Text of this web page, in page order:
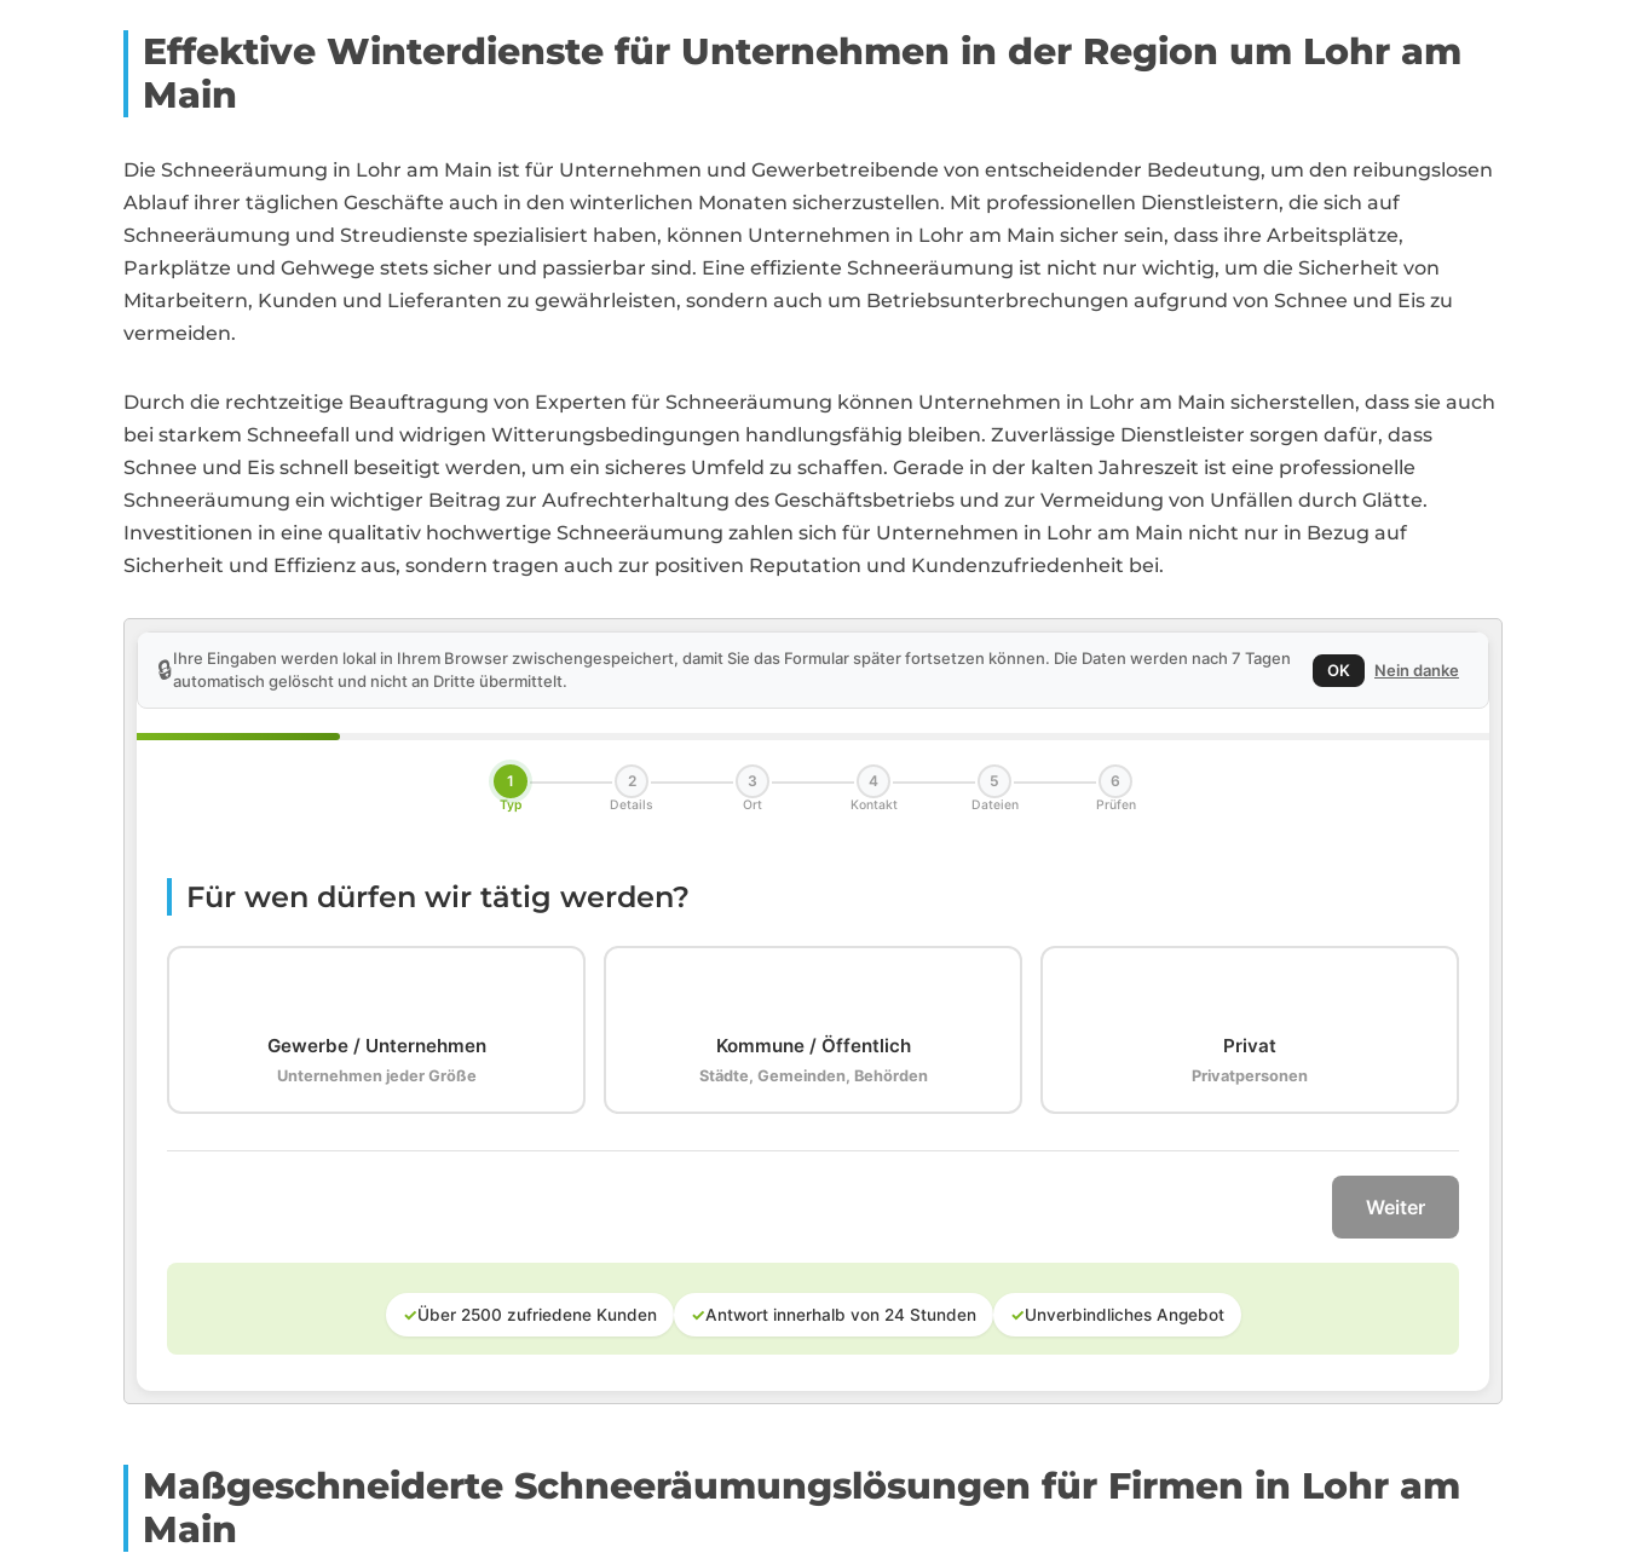
Effektive Winterdienste für Unternehmen in der Region um Lohr am
Main
Die Schneeräumung in Lohr am Main ist für Unternehmen und Gewerbetreibende von entscheidender Bedeutung, um den reibungslosen
Ablauf ihrer täglichen Geschäfte auch in den winterlichen Monaten sicherzustellen. Mit professionellen Dienstleistern, die sich auf
Schneeräumung und Streudienste spezialisiert haben, können Unternehmen in Lohr am Main sicher sein, dass ihre Arbeitsplätze,
Parkplätze und Gehwege stets sicher und passierbar sind. Eine effiziente Schneeräumung ist nicht nur wichtig, um die Sicherheit von
Mitarbeitern, Kunden und Lieferanten zu gewährleisten, sondern auch um Betriebsunterbrechungen aufgrund von Schnee und Eis zu
vermeiden.
Durch die rechtzeitige Beauftragung von Experten für Schneeräumung können Unternehmen in Lohr am Main sicherstellen, dass sie auch
bei starkem Schneefall und widrigen Witterungsbedingungen handlungsfähig bleiben. Zuverlässige Dienstleister sorgen dafür, dass
Schnee und Eis schnell beseitigt werden, um ein sicheres Umfeld zu schaffen. Gerade in der kalten Jahreszeit ist eine professionelle
Schneeräumung ein wichtiger Beitrag zur Aufrechterhaltung des Geschäftsbetriebs und zur Vermeidung von Unfällen durch Glätte.
Investitionen in eine qualitativ hochwertige Schneeräumung zahlen sich für Unternehmen in Lohr am Main nicht nur in Bezug auf
Sicherheit und Effizienz aus, sondern tragen auch zur positiven Reputation und Kundenzufriedenheit bei.
🔒Ihre Eingaben werden lokal in Ihrem Browser zwischengespeichert, damit Sie das Formular später fortsetzen können. Die Daten werden nach 7 Tagen
automatisch gelöscht und nicht an Dritte übermittelt.
OK Nein danke
1
Typ
2
Details
3
Ort
4
Kontakt
5
Dateien
6
Prüfen
Für wen dürfen wir tätig werden?
Gewerbe / Unternehmen
Unternehmen jeder Größe
Kommune / Öffentlich
Städte, Gemeinden, Behörden
Privat
Privatpersonen
Weiter
✓Über 2500 zufriedene Kunden ✓Antwort innerhalb von 24 Stunden ✓Unverbindliches Angebot
Maßgeschneiderte Schneeräumungslösungen für Firmen in Lohr am
Main